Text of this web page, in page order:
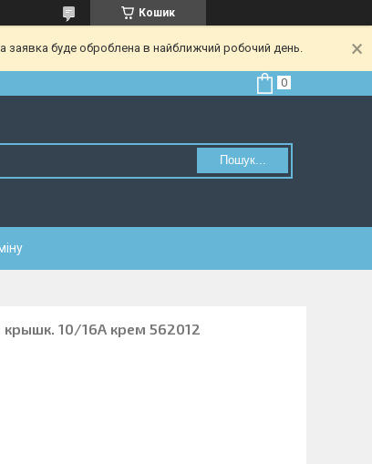
Кошик
заявка буде оброблена в найближчий робочий день.
Пошук...
крышк. 10/16А крем 562012